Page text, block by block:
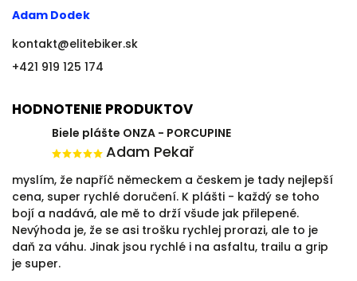
Adam Dodek
kontakt@elitebiker.sk
+421 919 125 174
HODNOTENIE PRODUKTOV
Biele plášte ONZA - PORCUPINE
Adam Pekař
myslím, že napříč německem a českem je tady nejlepší
cena, super rychlé doručení. K plášti - každý se toho
bojí a nadává, ale mě to drží všude jak přilepené.
Nevýhoda je, že se asi trošku rychlej prorazi, ale to je
daň za váhu. Jinak jsou rychlé i na asfaltu, trailu a grip
je super.